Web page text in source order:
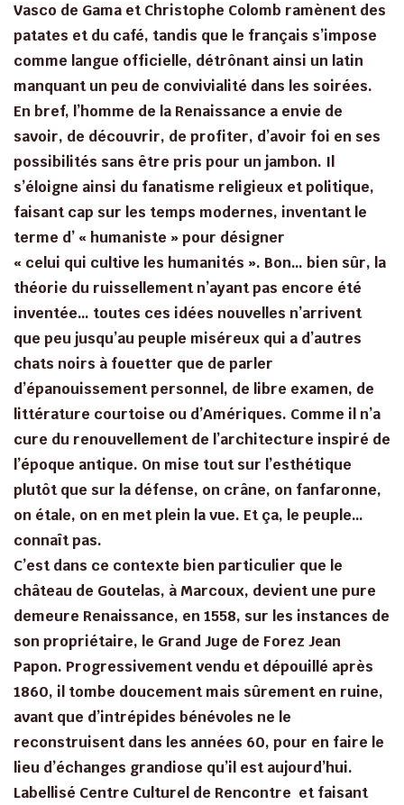
Vasco de Gama et Christophe Colomb ramènent des
patates et du café, tandis que le français s’impose
comme langue officielle, détrônant ainsi un latin
manquant un peu de convivialité dans les soirées.
En bref, l’homme de la Renaissance a envie de
savoir, de découvrir, de profiter, d’avoir foi en ses
possibilités sans être pris pour un jambon. Il
s’éloigne ainsi du fanatisme religieux et politique,
faisant cap sur les temps modernes, inventant le
terme d’ « humaniste » pour désigner
« celui qui cultive les humanités ». Bon… bien sûr, la
théorie du ruissellement n’ayant pas encore été
inventée… toutes ces idées nouvelles n’arrivent
que peu jusqu’au peuple miséreux qui a d’autres
chats noirs à fouetter que de parler
d’épanouissement personnel, de libre examen, de
littérature courtoise ou d’Amériques. Comme il n’a
cure du renouvellement de l’architecture inspiré de
l’époque antique. On mise tout sur l’esthétique
plutôt que sur la défense, on crâne, on fanfaronne,
on étale, on en met plein la vue. Et ça, le peuple…
connaît pas.
C’est dans ce contexte bien particulier que le
château de Goutelas, à Marcoux, devient une pure
demeure Renaissance, en 1558, sur les instances de
son propriétaire, le Grand Juge de Forez Jean
Papon. Progressivement vendu et dépouillé après
1860, il tombe doucement mais sûrement en ruine,
avant que d’intrépides bénévoles ne le
reconstruisent dans les années 60, pour en faire le
lieu d’échanges grandiose qu’il est aujourd’hui.
Labellisé Centre Culturel de Rencontre et faisant